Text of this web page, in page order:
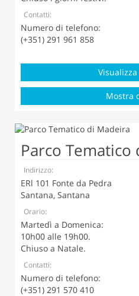
Contatti:
Numero di telefono:
(+351) 291 961 858
Mostra
Parco Tematico
Indirizzo:
ERl 101 Fonte da Pedra
Santana, Santana
Orario:
Martedì a Domenica:
10h00 alle 19h00.
Chiuso a Natale.
Contatti:
Numero di telefono:
(+351) 291 570 410